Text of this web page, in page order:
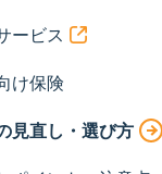
ービス
け保険
見直し・選び方